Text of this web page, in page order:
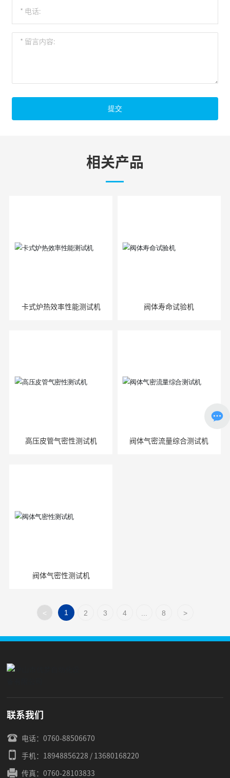
提交
相关产品
卡式炉热效率性能测试机 阀体寿命试验机
高压皮管气密性测试机 阀体气密流量综合测试机
阀体气密性测试机
< 1 2 3 4 8 >
联系我们
电话：0760-88506670
手机： 18948856228 / 13680168220
传真：0760-28103833